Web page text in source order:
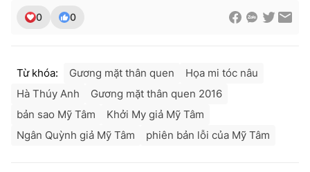
0 0
Từ khóa: Gương mặt thân quen
Họa mi tóc nâu
Hà Thúy Anh
Gương mặt thân quen 2016
bản sao Mỹ Tâm
Khởi My giả Mỹ Tâm
Ngân Quỳnh giả Mỹ Tâm
phiên bản lỗi của Mỹ Tâm